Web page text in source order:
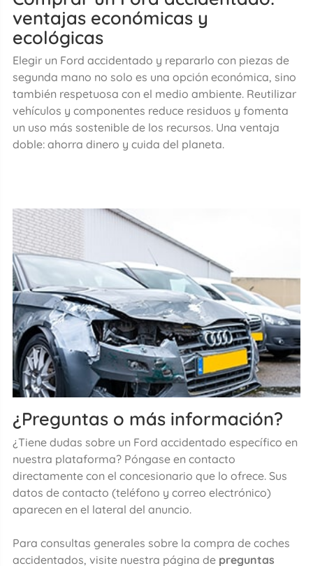
ventajas económicas y
ecológicas
Elegir un Ford accidentado y repararlo con piezas de
segunda mano no solo es una opción económica, sino
también respetuosa con el medio ambiente. Reutilizar
vehículos y componentes reduce residuos y fomenta
un uso más sostenible de los recursos. Una ventaja
doble: ahorra dinero y cuida del planeta.
¿Preguntas o más información?
¿Tiene dudas sobre un Ford accidentado específico en
nuestra plataforma? Póngase en contacto
directamente con el concesionario que lo ofrece. Sus
datos de contacto (teléfono y correo electrónico)
aparecen en el lateral del anuncio.
Para consultas generales sobre la compra de coches
accidentados, visite nuestra página de preguntas